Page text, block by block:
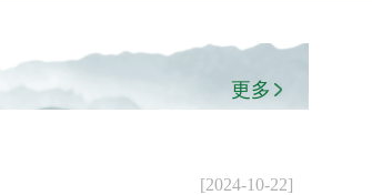
更多
[2024-10-22]